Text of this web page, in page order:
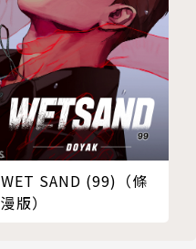
WET SAND (99)（條
漫版）